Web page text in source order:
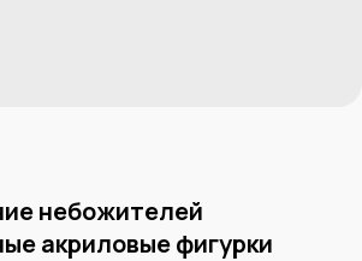
небожителей
акриловые фигурки